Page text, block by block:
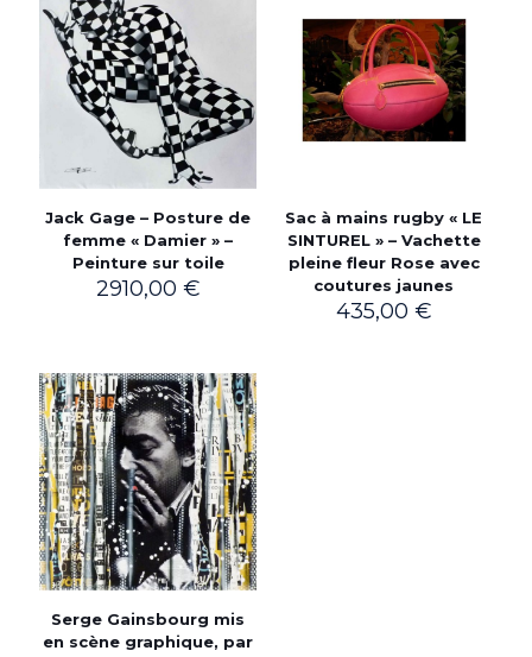
Jack Gage – Posture de
femme « Damier » –
Peinture sur toile
2910,00 €
Sac à mains rugby « LE
SINTUREL » – Vachette
pleine fleur Rose avec
coutures jaunes
435,00 €
Serge Gainsbourg mis
en scène graphique, par